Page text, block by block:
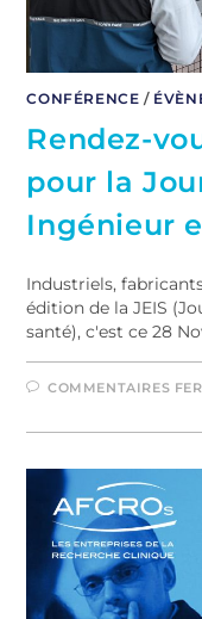
CONFÉRENCE /
Rendez-
pour la
Ingénieur
Industriels,
édition de la JEIS
santé), c'est ce 28
COMMENTAIRES